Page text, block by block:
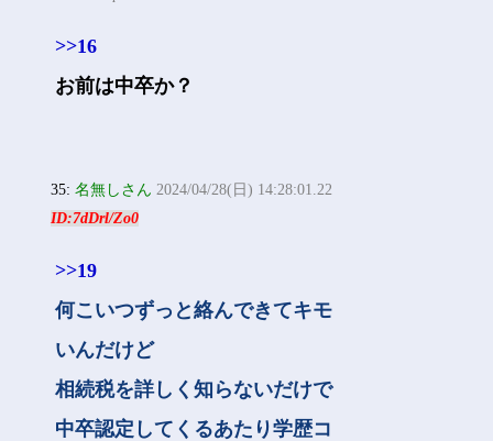
>>16
お前は中卒か？
35:名無しさん 2024/04/28(日) 14:28:01.22
ID:7dDrl/Zo0
>>19
何こいつずっと絡んできてキモ
いんだけど
相続税を詳しく知らないだけで
中卒認定してくるあたり学歴コ